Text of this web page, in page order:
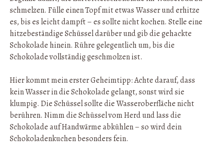
schmelzen. Fülle einen Topf mit etwas Wasser und erhitze
es, bis es leicht dampft – es sollte nicht kochen. Stelle eine
hitzebeständige Schüssel darüber und gib die gehackte
Schokolade hinein. Rühre gelegentlich um, bis die
Schokolade vollständig geschmolzen ist.
Hier kommt mein erster Geheimtipp: Achte darauf, dass
kein Wasser in die Schokolade gelangt, sonst wird sie
klumpig. Die Schüssel sollte die Wasseroberfläche nicht
berühren. Nimm die Schüssel vom Herd und lass die
Schokolade auf Handwärme abkühlen – so wird dein
Schokoladenkuchen besonders fein.